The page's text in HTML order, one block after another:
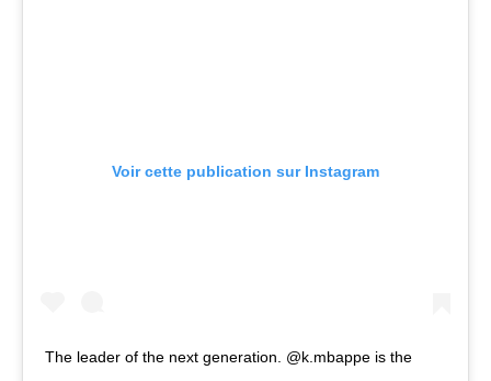
Voir cette publication sur Instagram
The leader of the next generation. @k.mbappe is the